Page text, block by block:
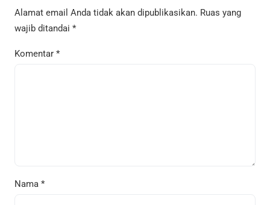
Alamat email Anda tidak akan dipublikasikan. Ruas yang
wajib ditandai *
Komentar *
Nama *